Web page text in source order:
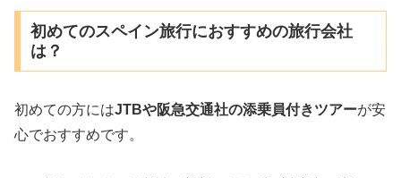
初めてのスペイン旅行におすすめの旅行会社
は？
初めての方にはJTBや阪急交通社の添乗員付きツアーが安
心でおすすめです。